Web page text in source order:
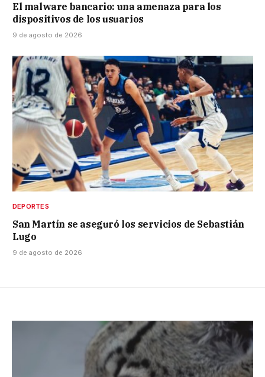
El malware bancario: una amenaza para los
dispositivos de los usuarios
9 de agosto de 2026
DEPORTES
San Martín se aseguró los servicios de Sebastián
Lugo
9 de agosto de 2026